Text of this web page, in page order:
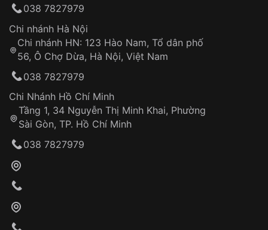
Hotline: 0585 215 215
Từ khóa SEO:
Khách hàng kiểm tra và thanh toán trực tiếp
thống VNLUX
Đảm bảo quyền lợi khách hàng
Đồng hành cùng khách hàng trong suốt quá
trình sử dụng
038 7827979
Chi nhánh Hà Nội
Chi nhánh HN: 123 Hào Nam, Tổ dân phố
56, Ô Chợ Dừa, Hà Nội, Việt Nam
038 7827979
Chi Nhánh Hồ Chí Minh
Tầng 1, 34 Nguyễn Thị Minh Khai, Phường
Sài Gòn, TP. Hồ Chí Minh
038 7827979